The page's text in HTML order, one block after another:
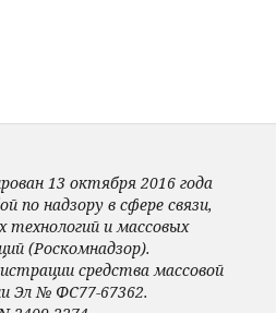
13 октября 2016 года
по надзору в сфере связи,
технологий и массовых
(Роскомнадзор).
средства массовой
Эл № ФС77-67362.